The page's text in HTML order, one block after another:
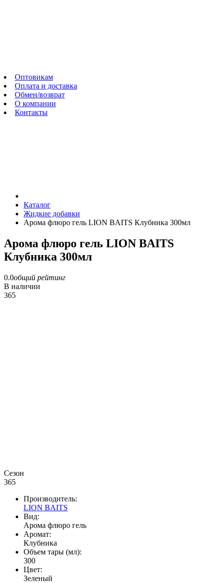
Оптовикам
Оплата и доставка
Обмен/возврат
О компании
Контакты
Каталог
Жидкие добавки
Арома флюро гель LION BAITS Клубника 300мл
Арома флюро гель LION BAITS
Клубника 300мл
0.0общий рейтинг
В наличии
365
Сезон
365
Производитель:
LION BAITS
Вид:
Арома флюро гель
Аромат:
Клубника
Объем тары (мл):
300
Цвет:
Зеленый